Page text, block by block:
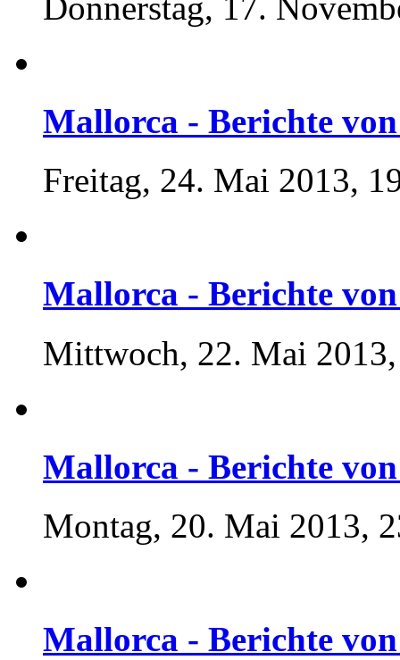
Mallorca - Berichte
Freitag, 24. Mai 2013,
Mallorca - Berichte
Mittwoch, 22. Mai
Mallorca - Berichte
Montag, 20. Mai 2013,
Mallorca - Berichte